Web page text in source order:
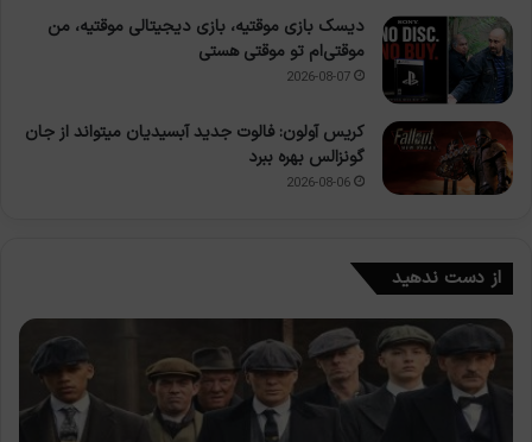
دیسک بازی موقتیه، بازی دیجیتالی موقتیه، من
موقتی‌ام تو موقتی هستی
2026-08-07
کریس آولون: فالوت جدید آبسیدیان میتواند از جان
گونزالس بهره ببرد
2026-08-06
از دست ندهید